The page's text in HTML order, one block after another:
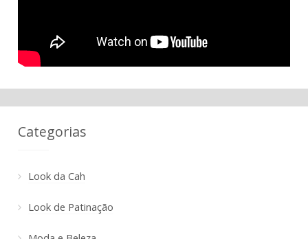
Categorias
Look da Cah
Look de Patinação